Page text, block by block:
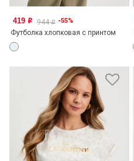
419 o 944o -55%
Футболка хлопковая с принтом